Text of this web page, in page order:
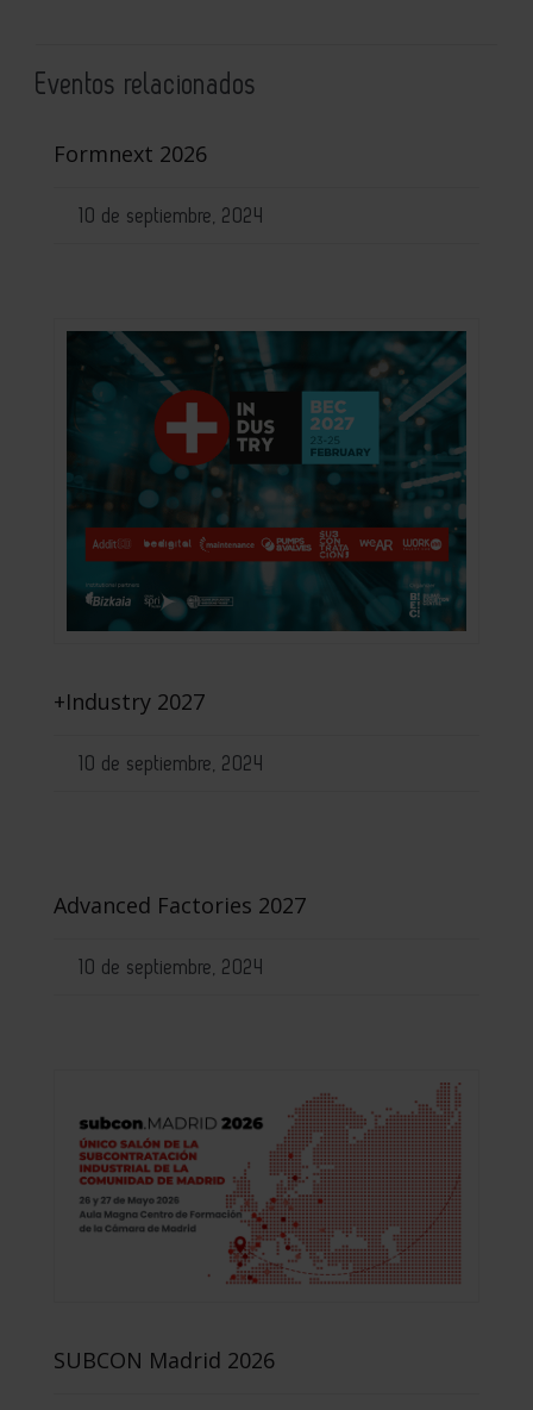
Eventos relacionados
Formnext 2026
10 de septiembre, 2024
+Industry 2027
10 de septiembre, 2024
Advanced Factories 2027
10 de septiembre, 2024
SUBCON Madrid 2026